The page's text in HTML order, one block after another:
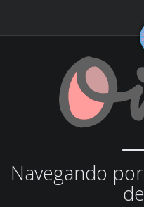
Navegando